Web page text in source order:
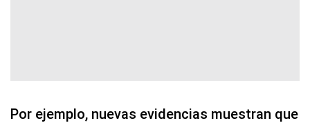
Por ejemplo, nuevas evidencias muestran que